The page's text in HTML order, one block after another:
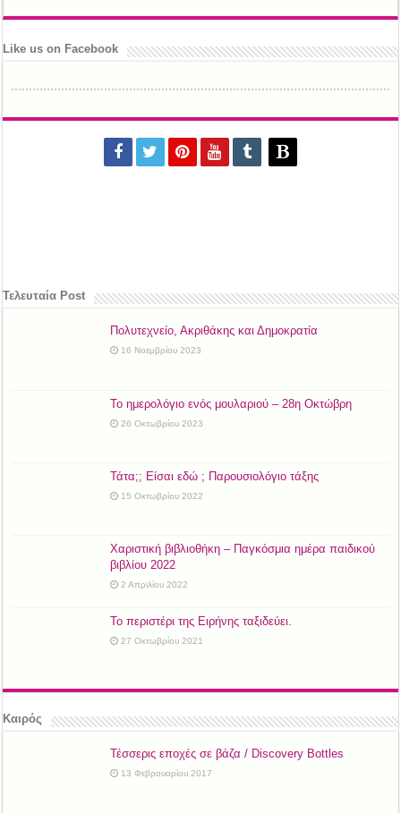
Like us on Facebook
Τελευταία Post
Πολυτεχνείο, Ακριθάκης και Δημοκρατία
16 Νοεμβρίου 2023
Το ημερολόγιο ενός μουλαριού – 28η Οκτώβρη
26 Οκτωβρίου 2023
Τάτα;; Είσαι εδώ ; Παρουσιολόγιο τάξης
15 Οκτωβρίου 2022
Χαριστική βιβλιοθήκη – Παγκόσμια ημέρα παιδικού
βιβλίου 2022
2 Απριλίου 2022
Το περιστέρι της Ειρήνης ταξιδεύει.
27 Οκτωβρίου 2021
Καιρός
Τέσσερις εποχές σε βάζα / Discovery Bottles
13 Φεβρουαρίου 2017